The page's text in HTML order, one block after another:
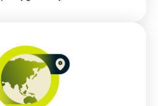
for Thailand users
legal?